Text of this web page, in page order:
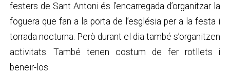
festers de Sant Antoni és l’encarregada d’organitzar la
foguera que fan a la porta de l’església per a la festa i
torrada nocturna. Però durant el dia també s’organitzen
activitats. També tenen costum de fer rotllets i
beneir-los.